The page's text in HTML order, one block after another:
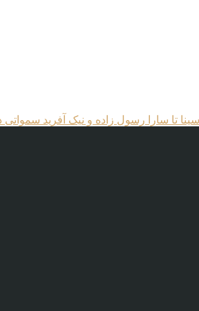
تا سارا رسول زاده و نیک آفرید